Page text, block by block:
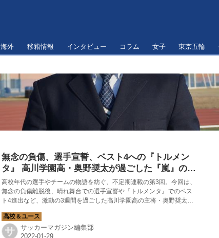
海外 移籍情報 インタビュー コラム 女子 東京五輪
無念の負傷、選手宣誓、ベスト4への『トルメン
タ』 高川学園高・奥野奨太が過ごした『嵐』のよ
うな3週間【不定期連載3】
高校年代の選手やチームの物語を紡ぐ、不定期連載の第3回。今回は、
無念の負傷離脱後、晴れ舞台での選手宣誓や『トルメンタ』でのベス
ト4進出など、激動の3週間を過ごした高川学園高の主将・奥野奨太の
サ サッカーマガジン編集部